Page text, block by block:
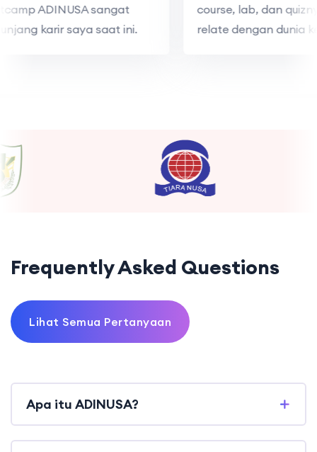
ADINUSA sangat
karir saya saat ini.
course, lab, dan
relate dengan
Frequently Asked Questions
Lihat Semua Pertanyaan
Apa itu ADINUSA?